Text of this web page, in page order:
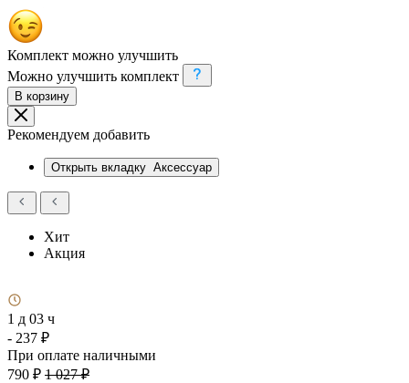
Комплект можно улучшить
Можно улучшить комплект
В корзину
Рекомендуем добавить
Открыть вкладку Аксессуар
Хит
Акция
1 д 03 ч
- 237 ₽
При оплате наличными
790 ₽ 1 027 ₽